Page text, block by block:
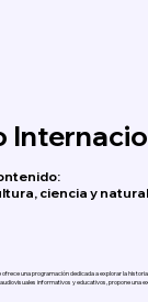
ciencia y
una programación dedicada a explorar la
informativos y educativos, propone una